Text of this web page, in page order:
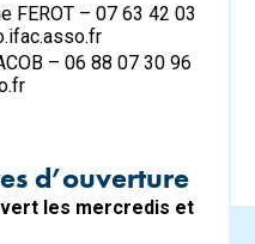
FEROT – 07 63 42 03
– 06 88 07 30 96
d’ouverture
les mercredis et